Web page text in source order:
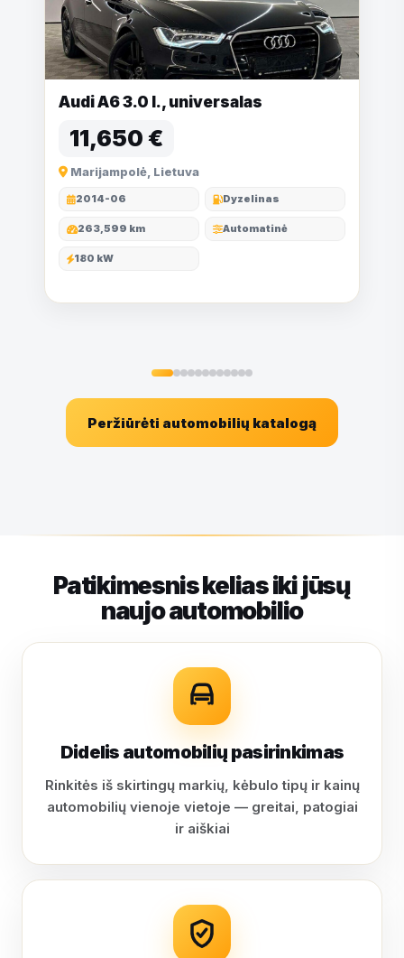
Audi A6 3.0 l., universalas
11,650 €
Marijampolė, Lietuva
2014-06 Dyzelinas
263,599 km Automatinė
180 kW
Peržiūrėti automobilių katalogą
Patikimesnis kelias iki jūsų
naujo automobilio
Didelis automobilių pasirinkimas
Rinkitės iš skirtingų markių, kėbulo tipų ir kainų
automobilių vienoje vietoje — greitai, patogiai
ir aiškiai